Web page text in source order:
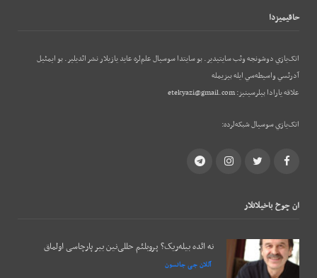
حاقيميزدا
اتک‌يازي دوشونجه وئب‌ سايتيدير. بو سايتدا سوسيال علم‌لره عايد يازيلار نشر ائديلير. بو ایمئيل
آدرئسي واسيطه‌سي ايله بيزيمله
علاقه يارادا بيلرسينيز:etekyazi@gmail.com
اتک‌يازي سوسيال شبکه‌لرده:
Facebook
Twitter
Instagram
Telegram
ان چوخ باخيلانلار
نه ائده بیله‌ریک؟ پروبلئم حللی‌نین بیر پارچاسی اولماق
آللان جی جانسون